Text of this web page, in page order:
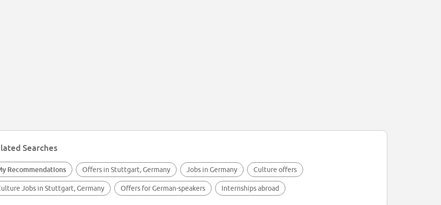
Searches
Recommendations Offers in Stuttgart, Germany Jobs in Germany Culture offers
Jobs in Stuttgart, Germany Offers for German-speakers Internships abroad